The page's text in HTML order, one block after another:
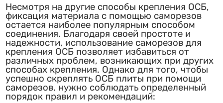
Несмотря на другие способы крепления ОСБ,
фиксация материала с помощью саморезов
остается наиболее популярным способом
соединения. Благодаря своей простоте и
надежности, использование саморезов для
крепления ОСБ позволяет избавиться от
различных проблем, возникающих при других
способах крепления. Однако для того, чтобы
успешно скреплять ОСБ плиты при помощи
саморезов, нужно соблюдать определенный
порядок правил и рекомендаций: